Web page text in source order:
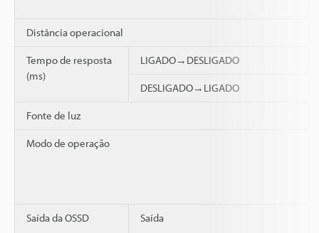
Distância operacional
Tempo de resposta
(ms)
LIGADO→DESLIGADO
DESLIGADO→LIGADO
Fonte de luz
Modo de operação
Saída da OSSD Saída